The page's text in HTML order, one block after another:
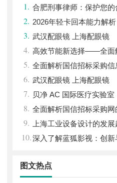
1. 合肥刑事律师：保护您的
您走出法律困境
2. 2026年轻卡回本能力解
回本关键因素与高潜力车型介
3. 武汉配眼镜 上海配眼镜
4. 高效节能新选择——全面
湿机的应用与优势
5. 全面解析国信招标采购
优势
6. 武汉配眼镜 上海配眼镜
7. 贝净 AC 国际医疗实验
体系全解析
8. 全面解析国信招标采购
势，助力企业高效招标采购
9.
上海工业设备设计的发
践探索
10.深入了解蓝狐影视：创新
图文热点